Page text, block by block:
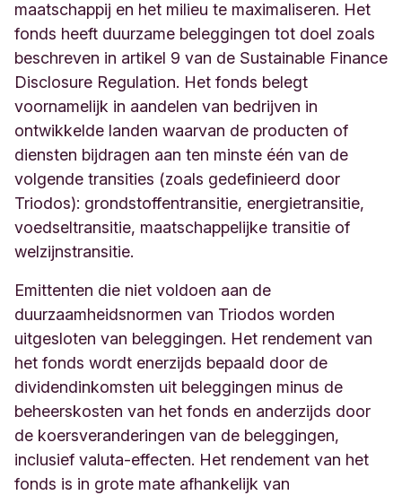
maatschappij en het milieu te maximaliseren. Het
fonds heeft duurzame beleggingen tot doel zoals
beschreven in artikel 9 van de Sustainable Finance
Disclosure Regulation. Het fonds belegt
voornamelijk in aandelen van bedrijven in
ontwikkelde landen waarvan de producten of
diensten bijdragen aan ten minste één van de
volgende transities (zoals gedefinieerd door
Triodos): grondstoffentransitie, energietransitie,
voedseltransitie, maatschappelijke transitie of
welzijnstransitie.
Emittenten die niet voldoen aan de
duurzaamheidsnormen van Triodos worden
uitgesloten van beleggingen. Het rendement van
het fonds wordt enerzijds bepaald door de
dividendinkomsten uit beleggingen minus de
beheerskosten van het fonds en anderzijds door
de koersveranderingen van de beleggingen,
inclusief valuta-effecten. Het rendement van het
fonds is in grote mate afhankelijk van